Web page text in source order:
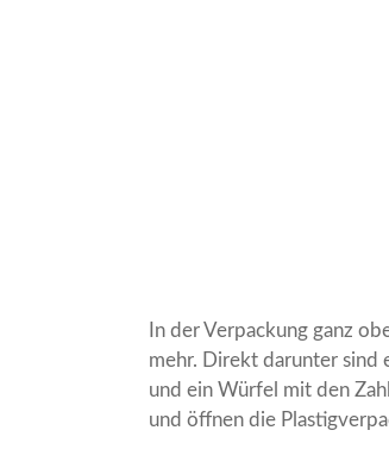
In der Verpackung ganz
mehr. Direkt darunter sind
und ein Würfel mit den
und öffnen die